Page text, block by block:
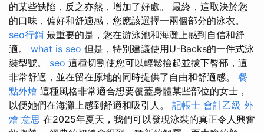
的某些缺陷，反之亦然，增加了好處。 最終，這取決於您
的口味，偏好和舒適感，您應該選擇一兩個部分的泳衣。
seo行銷 最重要的是，您在游泳池和海灘上感到自信和舒
適。 what is seo 但是，特別建議使用U-Backs的一件式泳
裝型號。 seo 這種切割使您可以輕鬆撿起並拔下臀部，這
非常舒適，並在留在原地的同時提供了自由和舒適感。 餐
點外燴 這種風格非常適合想要覆蓋身體某些部位的女士，
以便她們在海灘上感到舒適和吸引人。 記帳士 會計乙級 外
燴 意思 在2025年夏天，我們可以發現泳裝的真正令人興奮